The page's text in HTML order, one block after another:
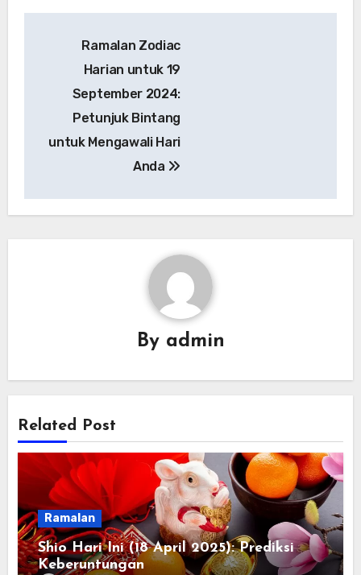
Ramalan Zodiac
Harian untuk 19
September 2024:
Petunjuk Bintang
untuk Mengawali Hari
Anda
By admin
Related Post
Ramalan
Shio Hari Ini (18 April 2025): Prediksi
Keberuntungan